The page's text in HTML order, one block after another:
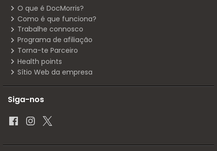
O que é DocMorris?
Como é que funciona?
Trabalhe connosco
Programa de afiliação
Torna-te Parceiro
Health points
Sítio Web da empresa
Siga-nos